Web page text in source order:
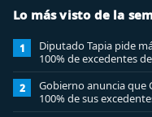
Lo más visto de la
1
Diputado Tapia pide
100% de excedentes
2
Gobierno anuncia que
100% de sus